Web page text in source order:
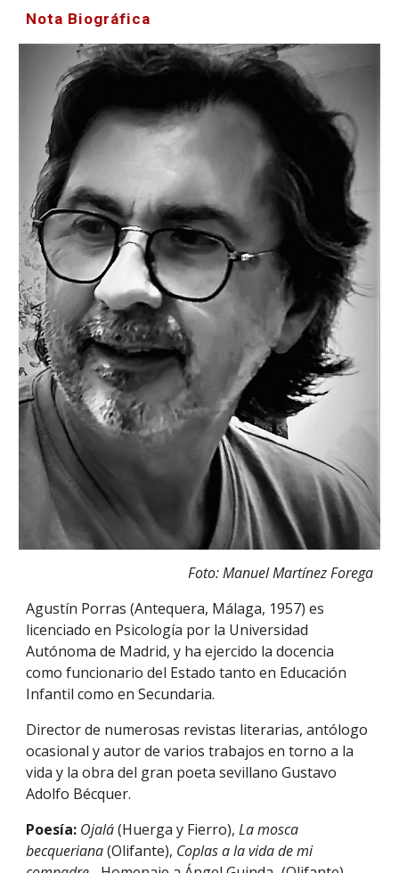
Nota Biográfica
Foto: Manuel Martínez Forega
Agustín Porras (Antequera, Málaga, 1957) es
licenciado en Psicología por la Universidad
Autónoma de Madrid, y ha ejercido la docencia
como funcionario del Estado tanto en Educación
Infantil como en Secundaria.
Director de numerosas revistas literarias, antólogo
ocasional y autor de varios trabajos en torno a la
vida y la obra del gran poeta sevillano Gustavo
Adolfo Bécquer.
Poesía: Ojalá(Huerga y Fierro),La mosca
becqueriana(Olifante), Coplas a la vida de mi